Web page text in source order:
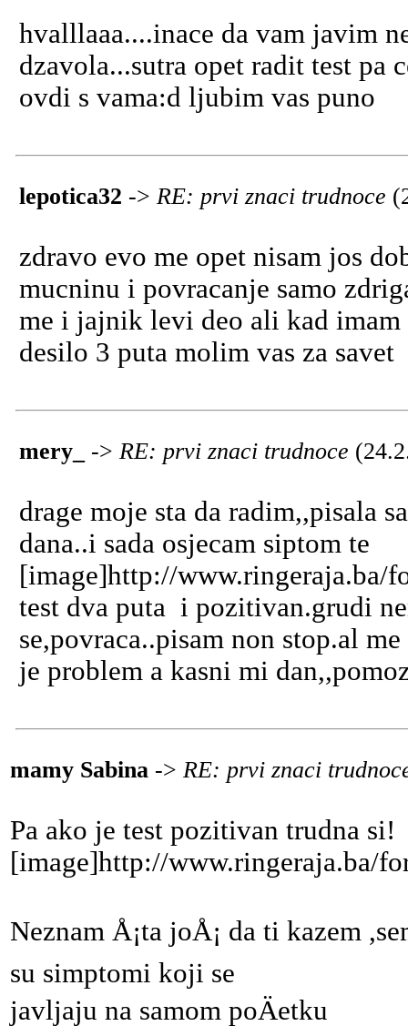
hvalllaaa....inace da vam javim
dzavola...sutra opet radit test
ovdi s vama:d ljubim vas puno
lepotica32 -> RE: prvi znaci trudnoce
zdravo evo me opet nisam jos
mucninu i povracanje samo
me i jajnik levi deo ali kad
desilo 3 puta molim vas za savet
mery_ -> RE: prvi znaci trudnoce
drage moje sta da radim,,pisala
dana..i sada osjecam siptom te
[image]http://www.ringeraja.ba/
test dva puta i pozitivan.grudi
se,povraca..pisam non stop.al
je problem a kasni mi
mamy Sabina -> RE: prvi znaci
Pa ako je test pozitivan trudna si!
[image]http://www.ringeraja.ba/
Neznam Å¡ta joÅ¡ da ti kazem
su simptomi koji se
javljaju na samom poÄetku